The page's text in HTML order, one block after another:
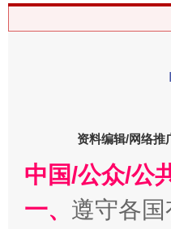
资料编辑/网络推
中国/公众/公
一、 遵守各